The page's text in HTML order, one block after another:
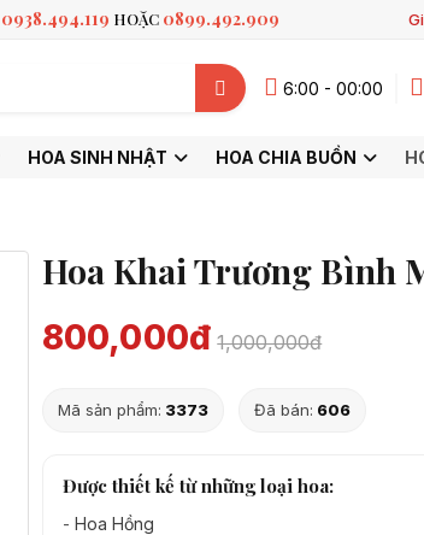
0938.494.119 HOẶC 0899.492.909
6:00 - 00:00
HOA SINH NHẬT HOA CHIA BUỒN
Hoa Khai Trương Bình
800,000đ 1,000,000đ
Mã sản phẩm: 3373 Đã bán: 606
Được thiết kế từ những loại hoa:
- Hoa Hồng